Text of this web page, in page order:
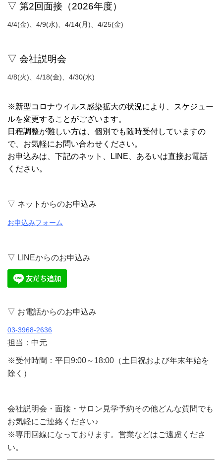
▽ 第2回面接（2026年度）
4/4(金)、4/9(水)、4/14(月)、4/25(金)
▽ 会社説明会
4/8(火)、4/18(金)、4/30(水)
※新型コロナウイルス感染拡大の状況により、スケジュー
ルを変更することがございます。
日程調整が難しい方は、個別でも随時受付していますの
で、お気軽にお問い合わせください。
お申込みは、下記のネット、LINE、あるいは直接お電話
ください。
▽ ネットからのお申込み
お申込みフォーム
▽ LINEからのお申込み
▽ お電話からのお申込み
03-3968-2636
担当：中元
※受付時間：平日9:00～18:00（土日祝および年末年始を
除く）
会社説明会・面接・サロン見学予約その他どんな質問でも
お気軽にご連絡ください♪
※専用回線になっております。営業などはご遠慮くださ
い。